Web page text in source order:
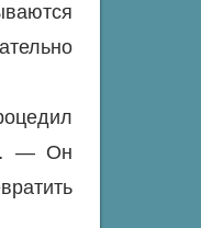
— Он